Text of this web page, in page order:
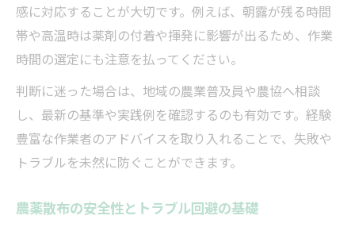
感に対応することが大切です。例えば、朝露が残る時間
帯や高温時は薬剤の付着や揮発に影響が出るため、作業
時間の選定にも注意を払ってください。
判断に迷った場合は、地域の農業普及員や農協へ相談
し、最新の基準や実践例を確認するのも有効です。経験
豊富な作業者のアドバイスを取り入れることで、失敗や
トラブルを未然に防ぐことができます。
農薬散布の安全性とトラブル回避の基礎